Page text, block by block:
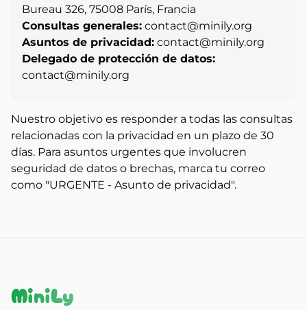
Bureau 326, 75008 París, Francia
Consultas generales: contact@minily.org
Asuntos de privacidad: contact@minily.org
Delegado de protección de datos:
contact@minily.org
Nuestro objetivo es responder a todas las consultas
relacionadas con la privacidad en un plazo de 30
días. Para asuntos urgentes que involucren
seguridad de datos o brechas, marca tu correo
como "URGENTE - Asunto de privacidad".
MiniLy